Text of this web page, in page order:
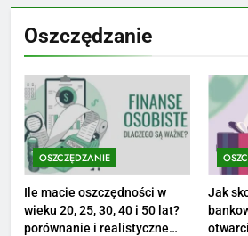
budżet
8
Netflix
opinie i
PRACA
1
Oszczędzanie
OSZCZĘDZANIE
Ile macie oszczędności w
wieku 20, 25, 30, 40 i 50 lat?
porównanie i realistyczne
Jak